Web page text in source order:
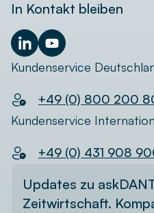
In Kontakt bleiben
Kundenservice
+49 (0) 800 200
Kundenservice
+49 (0) 431 908
Updates zu
Zeitwirtschaft.